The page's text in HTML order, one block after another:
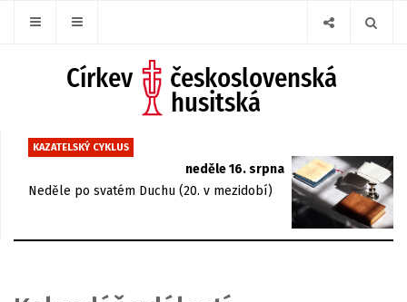
KAZATELSKÝ CYKLUS
neděle 16. srpna
Neděle po svatém Duchu (20. v mezidobí)